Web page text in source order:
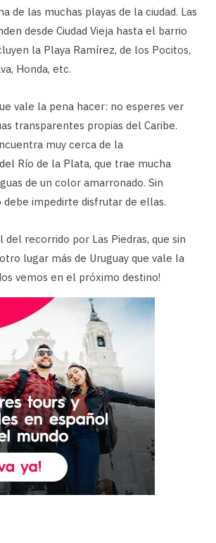
de las muchas playas de la ciudad. Las
desde Ciudad Vieja hasta el barrio
la Playa Ramírez, de los Pocitos,
Honda, etc.
vale la pena hacer: no esperes ver
transparentes propias del Caribe.
muy cerca de la
Río de la Plata, que trae mucha
de un color amarronado. Sin
debe impedirte disfrutar de ellas.
recorrido por Las Piedras, que sin
lugar más de Uruguay que vale la
vemos en el próximo destino!